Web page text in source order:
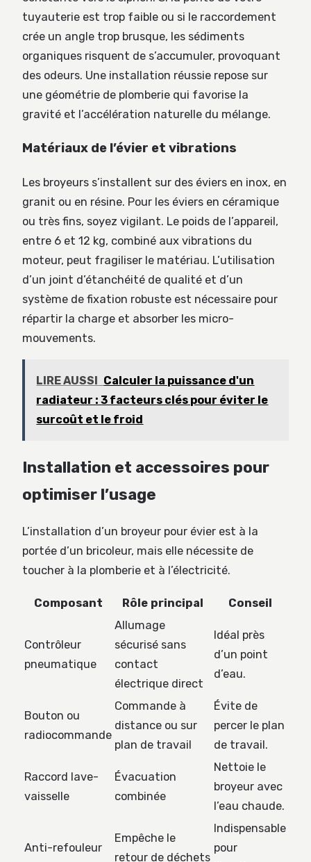
tuyauterie est trop faible ou si le raccordement
crée un angle trop brusque, les sédiments
organiques risquent de s’accumuler, provoquant
des odeurs. Une installation réussie repose sur
une géométrie de plomberie qui favorise la
gravité et l’accélération naturelle du mélange.
Matériaux de l’évier et vibrations
Les broyeurs s’installent sur des éviers en inox, en
granit ou en résine. Pour les éviers en céramique
ou très fins, soyez vigilant. Le poids de l’appareil,
entre 6 et 12 kg, combiné aux vibrations du
moteur, peut fragiliser le matériau. L’utilisation
d’un joint d’étanchéité de qualité et d’un
système de fixation robuste est nécessaire pour
répartir la charge et absorber les micro-
mouvements.
LIRE AUSSI Calculer la puissance d'un
radiateur : 3 facteurs clés pour éviter le
surcoût et le froid
Installation et accessoires pour
optimiser l’usage
L’installation d’un broyeur pour évier est à la
portée d’un bricoleur, mais elle nécessite de
toucher à la plomberie et à l’électricité.
Composant Rôle principal Conseil
Contrôleur
pneumatique
Allumage
sécurisé sans
contact
électrique direct
Idéal près
d’un point
d’eau.
Bouton ou
radiocommande
Commande à
distance ou sur
plan de travail
Évite de
percer le plan
de travail.
Raccord lave-
vaisselle
Évacuation
combinée
Nettoie le
broyeur avec
l’eau chaude.
Anti-refouleur
Empêche le
retour de déchets
Indispensable
pour